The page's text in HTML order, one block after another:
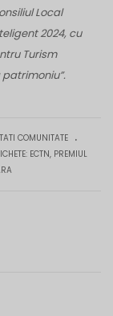
Local
2024, cu
Turism
COMUNITATE .
ECTN, PREMIUL